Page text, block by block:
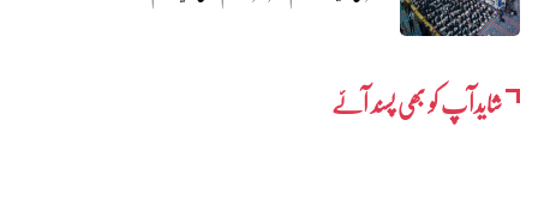
شایدآپ کو بھی پسند آئے